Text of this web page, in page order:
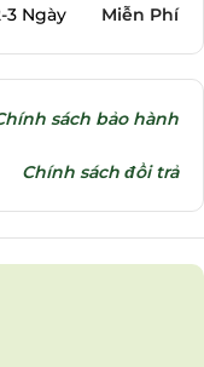
3 Ngày Miễn Phí
sách bảo hành
Chính sách đổi trả